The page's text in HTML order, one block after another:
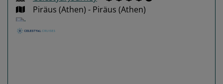
Piräus (Athen) - Piräus (Athen)